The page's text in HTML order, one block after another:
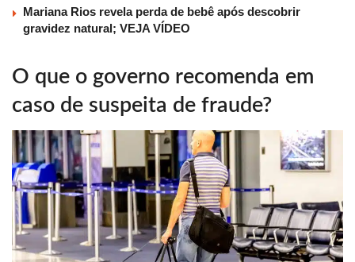
Mariana Rios revela perda de bebê após descobrir
gravidez natural; VEJA VÍDEO
O que o governo recomenda em
caso de suspeita de fraude?